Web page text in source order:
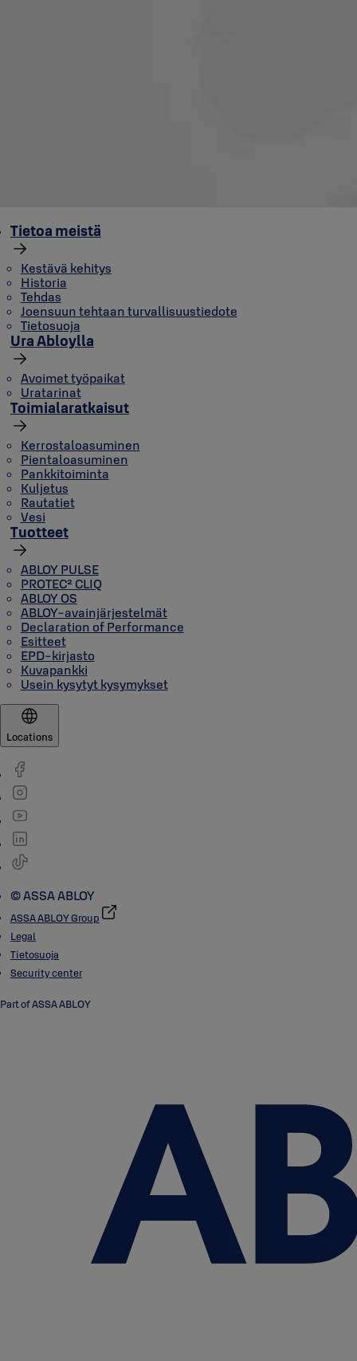
Tietoa meistä
Kestävä kehitys
Historia
Tehdas
Joensuun tehtaan turvallisuustiedote
Tietosuoja
Ura Abloylla
Avoimet työpaikat
Uratarinat
Toimialaratkaisut
Kerrostaloasuminen
Pientaloasuminen
Pankkitoiminta
Kuljetus
Rautatiet
Vesi
Tuotteet
ABLOY PULSE
PROTEC² CLIQ
ABLOY OS
ABLOY-avainjärjestelmät
Declaration of Performance
Esitteet
EPD-kirjasto
Kuvapankki
Usein kysytyt kysymykset
Locations
© ASSA ABLOY
ASSA ABLOY Group
Legal
Tietosuoja
Security center
Part of ASSA ABLOY